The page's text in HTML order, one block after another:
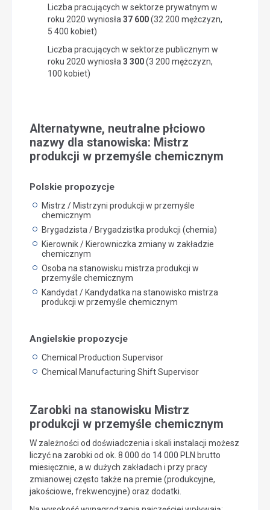
Liczba pracujących w sektorze prywatnym w
roku 2020 wyniosła 37 600(32 200 mężczyzn,
5 400 kobiet)
Liczba pracujących w sektorze publicznym w
roku 2020 wyniosła 3 300(3 200 mężczyzn,
100 kobiet)
Alternatywne, neutralne płciowo
nazwy dla stanowiska: Mistrz
produkcji w przemyśle chemicznym
Polskie propozycje
Mistrz / Mistrzyni produkcji w przemyśle
chemicznym
Brygadzista / Brygadzistka produkcji (chemia)
Kierownik / Kierowniczka zmiany w zakładzie
chemicznym
Osoba na stanowisku mistrza produkcji w
przemyśle chemicznym
Kandydat / Kandydatka na stanowisko mistrza
produkcji w przemyśle chemicznym
Angielskie propozycje
Chemical Production Supervisor
Chemical Manufacturing Shift Supervisor
Zarobki na stanowisku Mistrz
produkcji w przemyśle chemicznym
W zależności od doświadczenia i skali instalacji możesz
liczyć na zarobki od ok. 8 000 do 14 000 PLN brutto
miesięcznie, a w dużych zakładach i przy pracy
zmianowej często także na premie (produkcyjne,
jakościowe, frekwencyjne) oraz dodatki.